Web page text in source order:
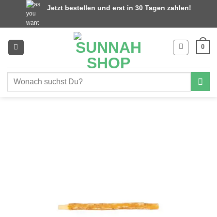
springen
Jetzt bestellen und erst in 30 Tagen zahlen!
0
Suchen